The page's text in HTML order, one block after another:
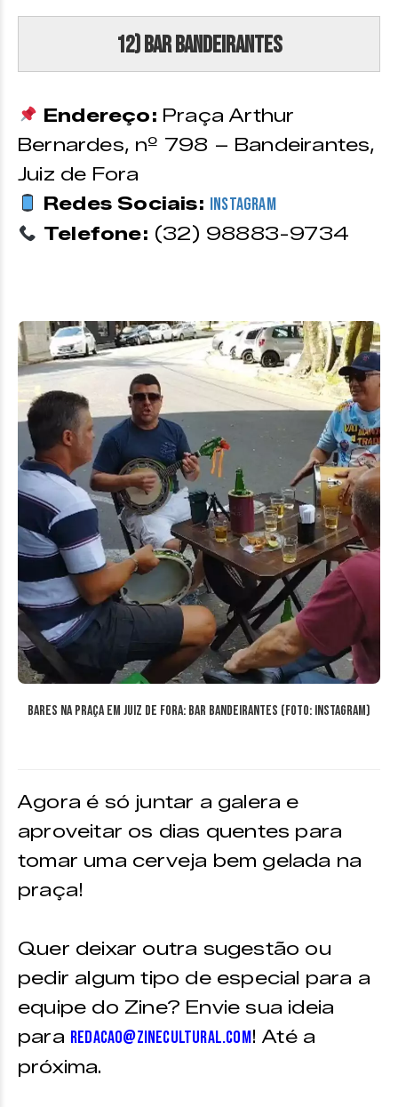
12) Bar Bandeirantes
Endereço: Praça Arthur
Bernardes, nº 798 – Bandeirantes,
Juiz de Fora
Redes Sociais: Instagram
Telefone: (32) 98883-9734
Bares na Praça em Juiz de Fora: Bar Bandeirantes (Foto: Instagram)
Agora é só juntar a galera e
aproveitar os dias quentes para
tomar uma cerveja bem gelada na
praça!
Quer deixar outra sugestão ou
pedir algum tipo de especial para a
equipe do Zine? Envie sua ideia
para redacao@zinecultural.com! Até a
próxima.